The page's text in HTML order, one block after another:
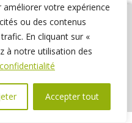
votre expérience
ou des contenus
En cliquant sur «
à notre utilisation des
Accepter tout
37 31
Nous contacter
publics Délibérations